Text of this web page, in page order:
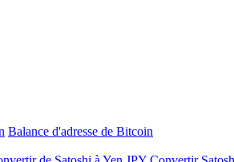
Balance d'adresse de Bitcoin